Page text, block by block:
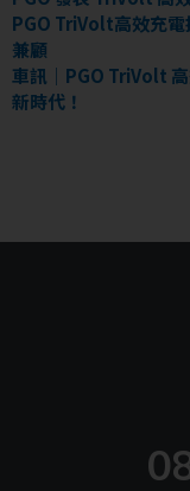
PGO TriVolt高效充電
兼顧
車訊｜PGO TriVolt
新時代！